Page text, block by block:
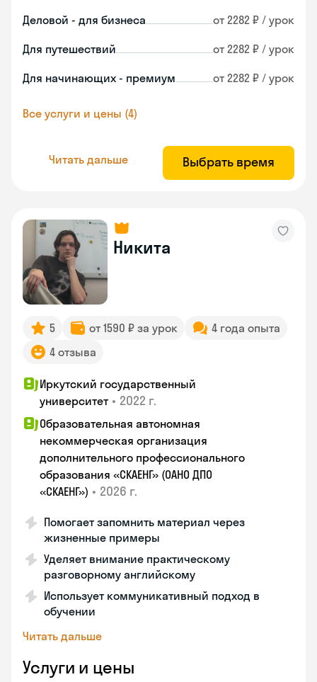
Деловой - для бизнеса от 2282 ₽ / урок
Для путешествий от 2282 ₽ / урок
Для начинающих - премиум от 2282 ₽ / урок
Все услуги и цены (4)
Читать дальше Выбрать время
Никита
5 от 1590 ₽ за урок
4 года опыта
4 отзыва
Иркутский государственный
университет • 2022 г.
Образовательная автономная
некоммерческая организация
дополнительного профессионального
образования «СКАЕНГ» (ОАНО ДПО
«СКАЕНГ») • 2026 г.
Помогает запомнить материал через
жизненные примеры
Уделяет внимание практическому
разговорному английскому
Использует коммуникативный подход в
обучении
Читать дальше
Услуги и цены